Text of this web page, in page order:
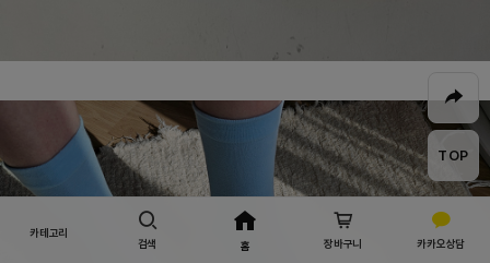
TOP
카테고리
검색
홈 장바구니 카카오상담